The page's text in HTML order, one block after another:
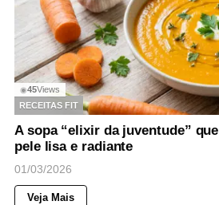
◉45Views
RECEITAS FIT
A sopa “elixir da juventude”
pele lisa e radiante
01/03/2026
Veja Mais